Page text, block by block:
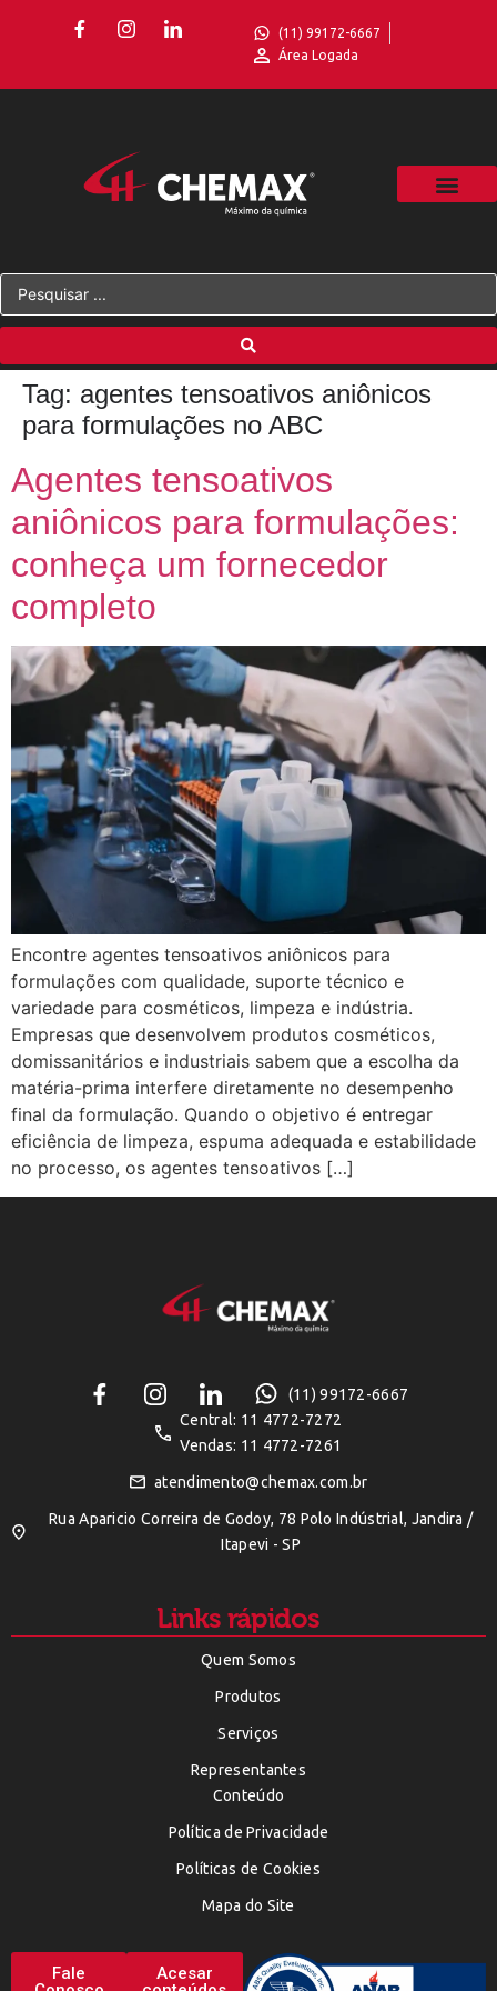
(11) 99172-6667
Área Logada
Tag: agentes tensoativos aniônicos
para formulações no ABC
Agentes tensoativos
aniônicos para formulações:
conheça um fornecedor
completo
Encontre agentes tensoativos aniônicos para
formulações com qualidade, suporte técnico e
variedade para cosméticos, limpeza e indústria.
Empresas que desenvolvem produtos cosméticos,
domissanitários e industriais sabem que a escolha da
matéria-prima interfere diretamente no desempenho
final da formulação. Quando o objetivo é entregar
eficiência de limpeza, espuma adequada e estabilidade
no processo, os agentes tensoativos […]
(11) 99172-6667
Central: 11 4772-7272
Vendas: 11 4772-7261
atendimento@chemax.com.br
Rua Aparicio Correira de Godoy, 78 Polo Indústrial, Jandira /
Itapevi - SP
Links rápidos
Quem Somos
Produtos
Serviços
Representantes
Conteúdo
Política de Privacidade
Políticas de Cookies
Mapa do Site
Fale
Acesar